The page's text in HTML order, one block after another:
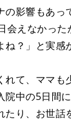
影響もあ
会えなかっ
？」と実感
て、ママ
中の5日間
り、お世